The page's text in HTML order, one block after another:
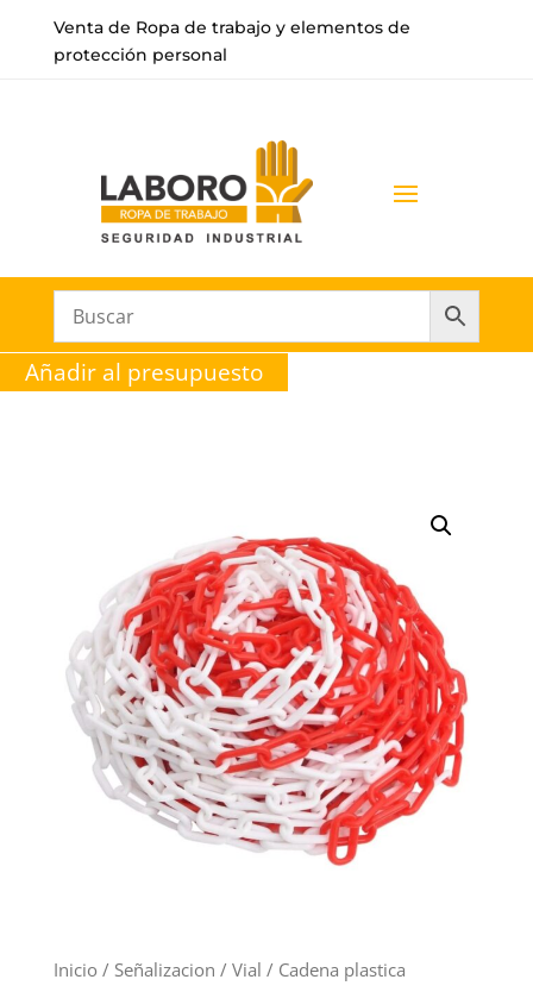
Venta de Ropa de trabajo y elementos de
protección personal
Añadir al presupuesto
Inicio / Señalizacion / Vial / Cadena plastica